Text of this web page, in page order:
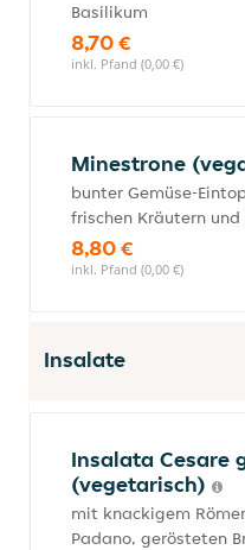
Basilikum
8,70 €
inkl. Pfand (0,00 €)
Minestrone
bunter Gemüse-
frischen Kräutern und
8,80 €
inkl. Pfand (0,00 €)
Insalate
Insalata Cesare
(vegetarisch)
mit knackigem
Padano, gerösteten